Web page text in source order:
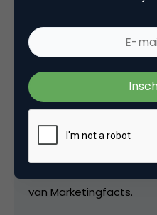
Matthijs van
Editor-in-
Van april 2007 tot juni
editor/
Marketingfacts.
Consulting, IDG
Burnett (voor Samsung)
onderzoeksbureau
van Marketingfacts.